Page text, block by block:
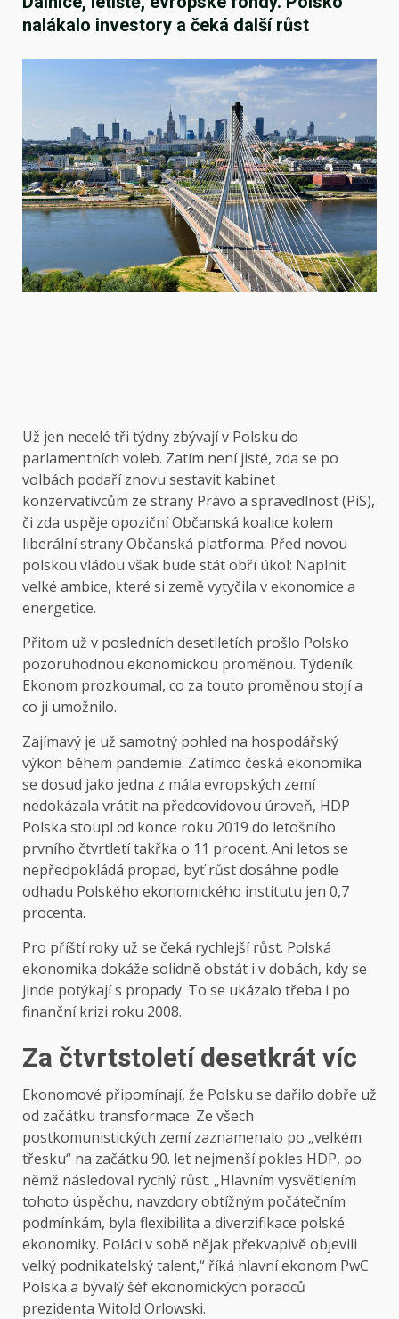
nalákalo investory a čeká další růst
Už jen necelé tři týdny zbývají v Polsku do
parlamentních voleb. Zatím není jisté, zda se po
volbách podaří znovu sestavit kabinet
konzervativcům ze strany Právo a spravedlnost (PiS),
či zda uspěje opoziční Občanská koalice kolem
liberální strany Občanská platforma. Před novou
polskou vládou však bude stát obří úkol: Naplnit
velké ambice, které si země vytyčila v ekonomice a
energetice.
Přitom už v posledních desetiletích prošlo Polsko
pozoruhodnou ekonomickou proměnou. Týdeník
Ekonom prozkoumal, co za touto proměnou stojí a
co ji umožnilo.
Zajímavý je už samotný pohled na hospodářský
výkon během pandemie. Zatímco česká ekonomika
se dosud jako jedna z mála evropských zemí
nedokázala vrátit na předcovidovou úroveň, HDP
Polska stoupl od konce roku 2019 do letošního
prvního čtvrtletí takřka o 11 procent. Ani letos se
nepředpokládá propad, byť růst dosáhne podle
odhadu Polského ekonomického institutu jen 0,7
procenta.
Pro příští roky už se čeká rychlejší růst. Polská
ekonomika dokáže solidně obstát i v dobách, kdy se
jinde potýkají s propady. To se ukázalo třeba i po
finanční krizi roku 2008.
Za čtvrtstoletí desetkrát víc
Ekonomové připomínají, že Polsku se dařilo dobře už
od začátku transformace. Ze všech
postkomunistických zemí zaznamenalo po „velkém
třesku“ na začátku 90. let nejmenší pokles HDP, po
němž následoval rychlý růst. „Hlavním vysvětlením
tohoto úspěchu, navzdory obtížným počátečním
podmínkám, byla flexibilita a diverzifikace polské
ekonomiky. Poláci v sobě nějak překvapivě objevili
velký podnikatelský talent,“ říká hlavní ekonom PwC
Polska a bývalý šéf ekonomických poradců
prezidenta Witold Orlowski.